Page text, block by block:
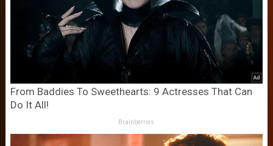
From Baddies To Sweethearts: 9 Actresses That Can
Do It All!
Brainberries